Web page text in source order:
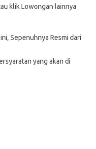
klik Lowongan lainnya
Sepenuhnya Resmi dari
yang akan di